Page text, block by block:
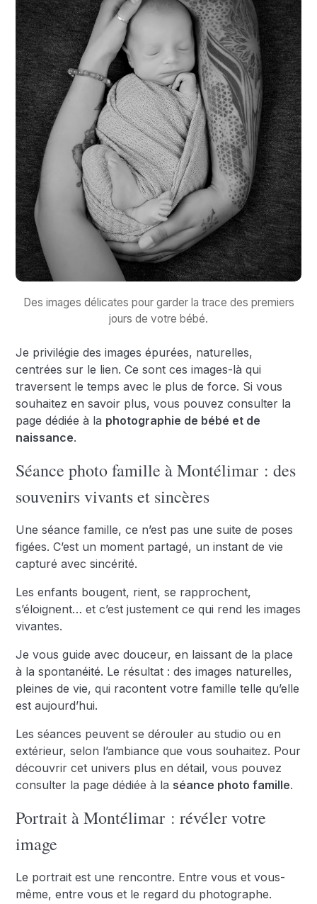
Des images délicates pour garder la trace des premiers
jours de votre bébé.
Je privilégie des images épurées, naturelles,
centrées sur le lien. Ce sont ces images-là qui
traversent le temps avec le plus de force. Si vous
souhaitez en savoir plus, vous pouvez consulter la
page dédiée à la photographie de bébé et de
naissance.
Séance photo famille à Montélimar : des
souvenirs vivants et sincères
Une séance famille, ce n’est pas une suite de poses
figées. C’est un moment partagé, un instant de vie
capturé avec sincérité.
Les enfants bougent, rient, se rapprochent,
s’éloignent… et c’est justement ce qui rend les images
vivantes.
Je vous guide avec douceur, en laissant de la place
à la spontanéité. Le résultat : des images naturelles,
pleines de vie, qui racontent votre famille telle qu’elle
est aujourd’hui.
Les séances peuvent se dérouler au studio ou en
extérieur, selon l’ambiance que vous souhaitez. Pour
découvrir cet univers plus en détail, vous pouvez
consulter la page dédiée à la séance photo famille.
Portrait à Montélimar : révéler votre
image
Le portrait est une rencontre. Entre vous et vous-
même, entre vous et le regard du photographe.